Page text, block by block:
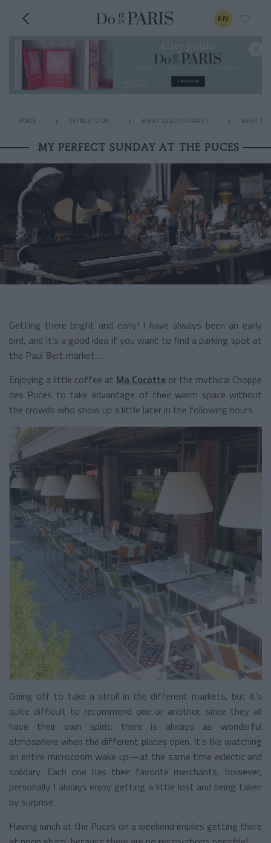
EN
HOME THINGS TO DO WHAT TO DO IN PARIS ? WHAT TO
MY PERFECT SUNDAY AT THE PUCES
Getting there bright and early! I have always been an early
bird, and it’s a good idea if you want to find a parking spot at
the Paul Bert market …
Enjoying a little coffee at Ma Cocotte or the mythical Choppe
des Puces to take advantage of their warm space without
the crowds who show up a little later in the following hours.
Going off to take a stroll in the different markets, but it’s
quite difficult to recommend one or another, since they all
have their own spirit: there is always as wonderful
atmosphere when the different places open. It’s like watching
an entire microcosm wake up—at the same time eclectic and
solidary. Each one has their favorite merchants, however,
personally I always enjoy getting a little lost and being taken
by surprise.
Having lunch at the Puces on a weekend implies getting there